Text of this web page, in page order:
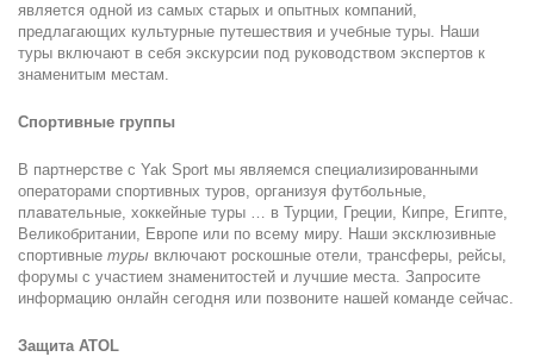
является одной из самых старых и опытных компаний,
предлагающих культурные путешествия и учебные туры. Наши
туры включают в себя экскурсии под руководством экспертов к
знаменитым местам.
Спортивные группы
В партнерстве с Yak Sport мы являемся специализированными
операторами спортивных туров, организуя футбольные,
плавательные, хоккейные туры … в Турции, Греции, Кипре, Египте,
Великобритании, Европе или по всему миру. Наши эксклюзивные
спортивные туры включают роскошные отели, трансферы, рейсы,
форумы с участием знаменитостей и лучшие места. Запросите
информацию онлайн сегодня или позвоните нашей команде сейчас.
Защита ATOL